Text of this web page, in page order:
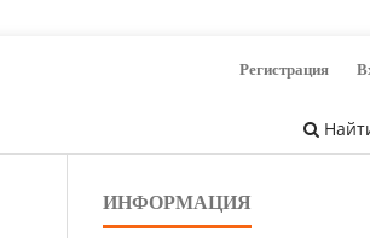
Регистрация
ИНФОРМАЦИЯ